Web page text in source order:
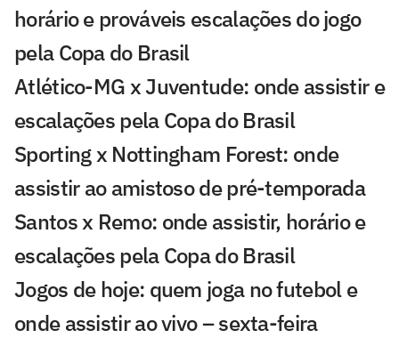
horário e prováveis escalações do jogo
pela Copa do Brasil
Atlético-MG x Juventude: onde assistir e
escalações pela Copa do Brasil
Sporting x Nottingham Forest: onde
assistir ao amistoso de pré-temporada
Santos x Remo: onde assistir, horário e
escalações pela Copa do Brasil
Jogos de hoje: quem joga no futebol e
onde assistir ao vivo – sexta-feira